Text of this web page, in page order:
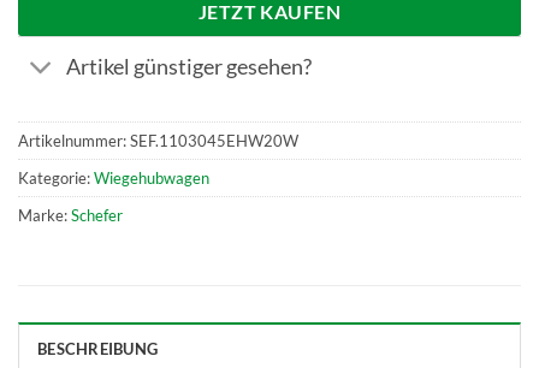
JETZT KAUFEN
Artikel günstiger gesehen?
Artikelnummer:SEF.1103045EHW20W
Kategorie:Wiegehubwagen
Marke:Schefer
BESCHREIBUNG